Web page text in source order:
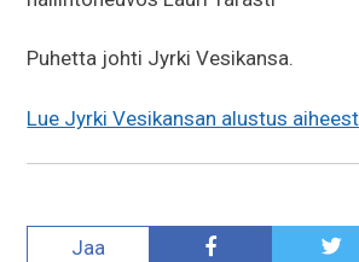
Puhetta johti Jyrki Vesikansa.
Lue Jyrki Vesikansan alustus
Jaa